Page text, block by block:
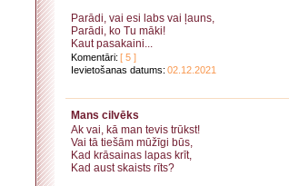
Parādi, vai esi labs vai ļauns,
Parādi, ko Tu māki!
Kaut pasakaini...
Komentāri: [ 5 ]
Ievietošanas datums: 02.12.2021
Mans cilvēks
Ak vai, kā man tevis trūkst!
Vai tā tiešām mūžīgi būs,
Kad krāsainas lapas krīt,
Kad aust skaists rīts?